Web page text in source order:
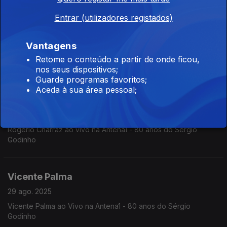
Gisela João ao vivo no Programa da Tarde
Os projetos futuros, os próximos concertos e um fim-de-
semana de sonho. A conversa de Carina Jorge e Nuno
Rodrigues com Gisela João, que tocou "A Louca" e "Vejam
Bem" ao vivo na rádio.
Rogério Charraz ao vivo na Antena1 - 80 anos do Sérgio
Godinho
Vicente Palma
29 ago. 2025
Vicente Palma ao Vivo na Antena1 - 80 anos do Sérgio
Godinho
Entrar (utilizadores registados)
Vantagens
Retome o conteúdo a partir de onde ficou,
nos seus dispositivos;
Guarde programas favoritos;
Aceda à sua área pessoal;